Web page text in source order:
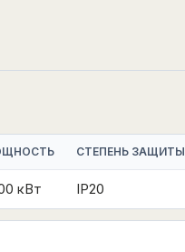
СТЕПЕНЬ ЗАЩИТЫ
кВт IP20